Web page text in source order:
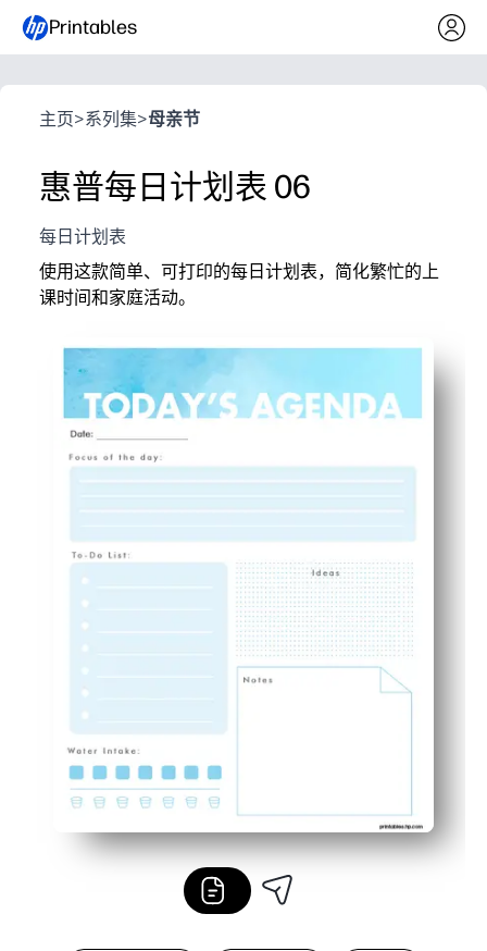
Printables
主页>系列集>母亲节
惠普每日计划表 06
每日计划表
使用这款简单、可打印的每日计划表，简化繁忙的上
课时间和家庭活动。
便于打印即用-无需设置，非常适合在家里、教室或冰
清晰的日程安排、优先事项和待办事项章节让您集中精
适合孩子的复选框鼓励孩子的独立性，让进度一目了然
灵活的布局适合课程、作业、膳食、预约和课后活动